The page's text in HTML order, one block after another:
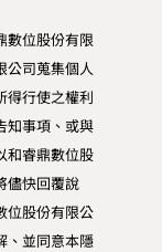
數位股份有限
公司蒐集個人
得行使之權利
知事項、或與
和睿鼎數位股
儘快回覆說
位股份有限公
、並同意本隱